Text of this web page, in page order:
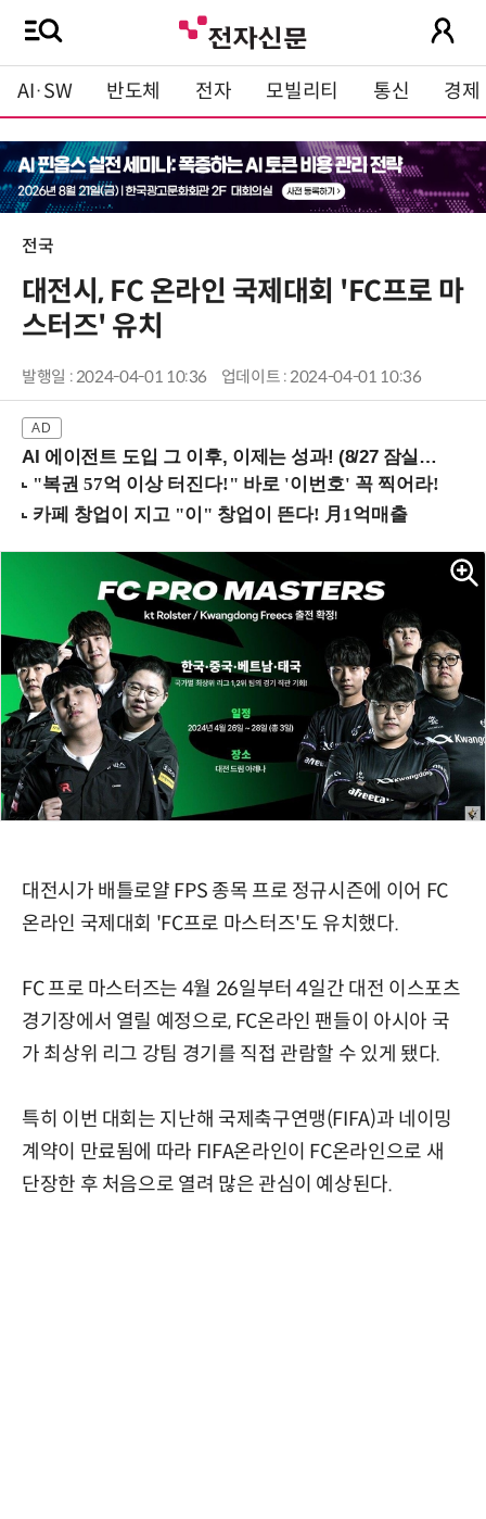
AI·SW 반도체 전자 모빌리티 통신 경제
전국
대전시, FC 온라인 국제대회 'FC프로 마
스터즈' 유치
발행일 : 2024-04-01 10:36 업데이트 : 2024-04-01 10:36
AI 에이전트 도입 그 이후, 이제는 성과! (8/27 잠실역)
대전시가 배틀로얄 FPS 종목 프로 정규시즌에 이어 FC
온라인 국제대회 'FC프로 마스터즈'도 유치했다.
FC 프로 마스터즈는 4월 26일부터 4일간 대전 이스포츠
경기장에서 열릴 예정으로, FC온라인 팬들이 아시아 국
가 최상위 리그 강팀 경기를 직접 관람할 수 있게 됐다.
특히 이번 대회는 지난해 국제축구연맹(FIFA)과 네이밍
계약이 만료됨에 따라 FIFA온라인이 FC온라인으로 새
단장한 후 처음으로 열려 많은 관심이 예상된다.